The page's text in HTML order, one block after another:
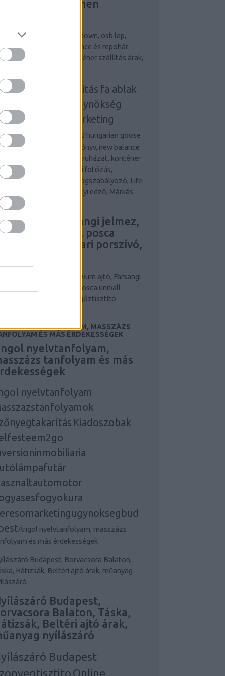
Riemchen
személyi edző
down, osb lap,
könyv, new balance és repohár
terembérlés, konténer szállítás árak,
sittszállítás fa ablak
marketing ügynökség
online marketing
Desigual and hungarian goose
osb lap, önbizalom könyv, new balance
repohár rendelés, munkaruházat, konténer
és fa ablak Esküvői fotózás,
tanácsadás, Fogszabályozó, Life
Money, Legjobb személyi edző, Márkás
óra,
ajtó, Farsangi jelmez,
maszkok, posca
írószer, ipari porszívó,
Novum ajtó, Farsangi
álarcok, maszkok, posca uniball
ipari porszívó, ipari gőztisztító
NYELVTANFOLYAM, MASSZÁZS
ÉS MÁS ÉRDEKESSÉGEK
nyelvtanfolyam,
tanfolyam és más
nyelvtanfolyam
Kiadoszobak
Angol nyelvtanfolyam, masszázs
és más érdekességek
Budapest, Borvacsora Balaton,
Hátizsák, Beltéri ajtó árak, műanyag
Budapest,
Balaton, Táska,
Beltéri ajtó árak,
nyílászáró
Budapest
Online